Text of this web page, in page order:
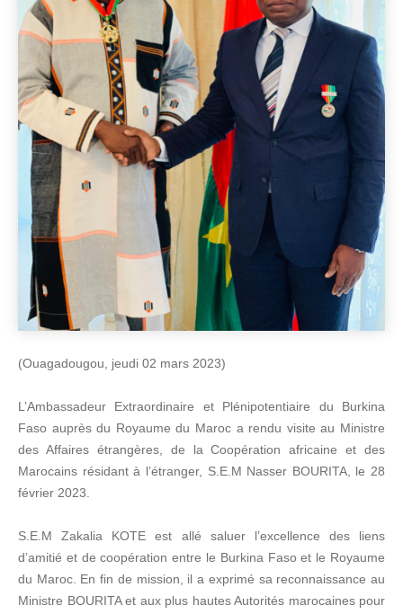
(Ouagadougou, jeudi 02 mars 2023)
L’Ambassadeur Extraordinaire et Plénipotentiaire du Burkina
Faso auprès du Royaume du Maroc a rendu visite au Ministre
des Affaires étrangères, de la Coopération africaine et des
Marocains résidant à l’étranger, S.E.M Nasser BOURITA, le 28
février 2023.
S.E.M Zakalia KOTE est allé saluer l’excellence des liens
d’amitié et de coopération entre le Burkina Faso et le Royaume
du Maroc. En fin de mission, il a exprimé sa reconnaissance au
Ministre BOURITA et aux plus hautes Autorités marocaines pour